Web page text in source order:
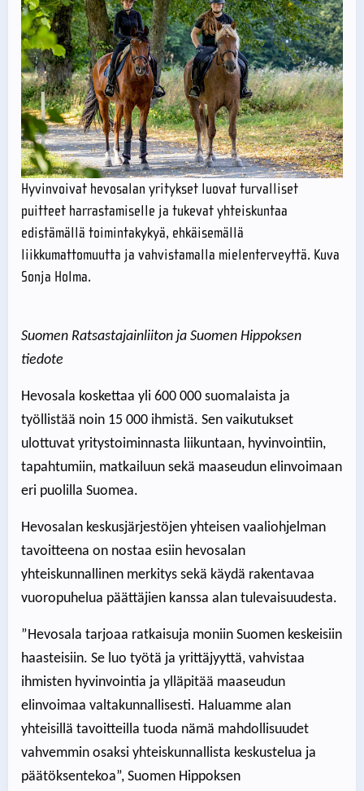
Hyvinvoivat hevosalan yritykset luovat turvalliset
puitteet harrastamiselle ja tukevat yhteiskuntaa
edistämällä toimintakykyä, ehkäisemällä
liikkumattomuutta ja vahvistamalla mielenterveyttä. Kuva
Sonja Holma.
Suomen Ratsastajainliiton ja Suomen Hippoksen
tiedote
Hevosala koskettaa yli 600 000 suomalaista ja
työllistää noin 15 000 ihmistä. Sen vaikutukset
ulottuvat yritystoiminnasta liikuntaan, hyvinvointiin,
tapahtumiin, matkailuun sekä maaseudun elinvoimaan
eri puolilla Suomea.
Hevosalan keskusjärjestöjen yhteisen vaaliohjelman
tavoitteena on nostaa esiin hevosalan
yhteiskunnallinen merkitys sekä käydä rakentavaa
vuoropuhelua päättäjien kanssa alan tulevaisuudesta.
”Hevosala tarjoaa ratkaisuja moniin Suomen keskeisiin
haasteisiin. Se luo työtä ja yrittäjyyttä, vahvistaa
ihmisten hyvinvointia ja ylläpitää maaseudun
elinvoimaa valtakunnallisesti. Haluamme alan
yhteisillä tavoitteilla tuoda nämä mahdollisuudet
vahvemmin osaksi yhteiskunnallista keskustelua ja
päätöksentekoa”, Suomen Hippoksen